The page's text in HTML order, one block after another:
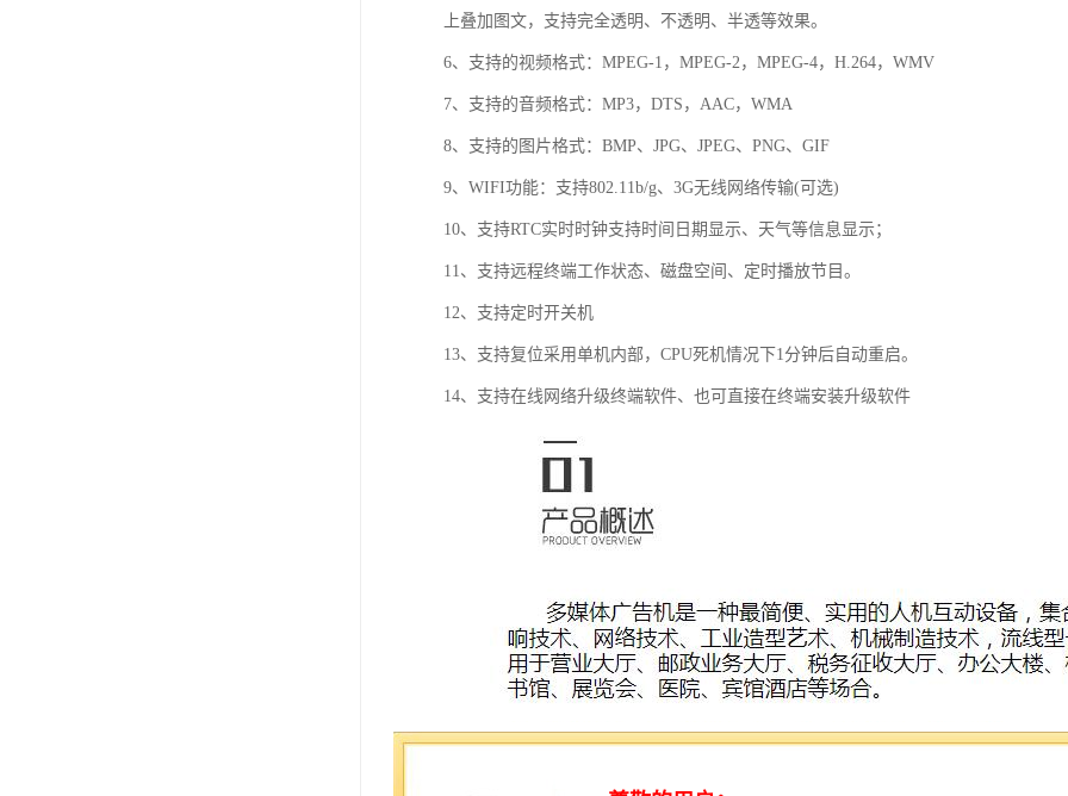
上叠加图文，支持完全透明、不透明、半透等效果。
6、支持的视频格式：MPEG-1，MPEG-2，MPEG-4，H.264，WMV
7、支持的音频格式：MP3，DTS，AAC，WMA
8、支持的图片格式：BMP、JPG、JPEG、PNG、GIF
9、WIFI功能：支持802.11b/g、3G无线网络传输(可选)
10、支持RTC实时时钟支持时间日期显示、天气等信息显示；
11、支持远程终端工作状态、磁盘空间、定时播放节目。
12、支持定时开关机
13、支持复位采用单机内部，CPU死机情况下1分钟后自动重启。
14、支持在线网络升级终端软件、也可直接在终端安装升级软件